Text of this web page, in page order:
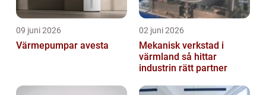
09 juni 2026
Värmepumpar avesta
02 juni 2026
Mekanisk verkstad i
värmland så hittar
industrin rätt partner